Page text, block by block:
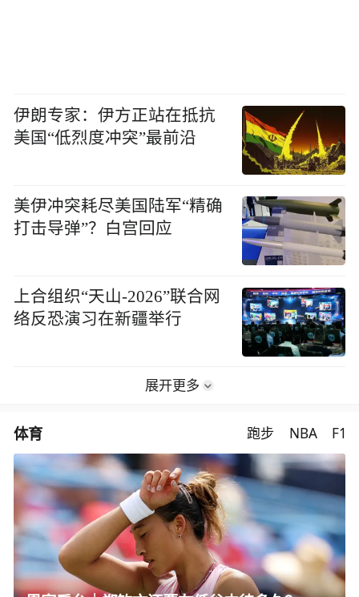
伊朗专家：伊方正站在抵抗
美国“低烈度冲突”最前沿
美伊冲突耗尽美国陆军“精确
打击导弹”？白宫回应
上合组织“天山-2026”联合网
络反恐演习在新疆举行
展开更多
体育 跑步 NBA F1